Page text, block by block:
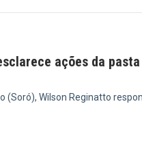
ações da pasta
(Soró), Wilson Reginatto